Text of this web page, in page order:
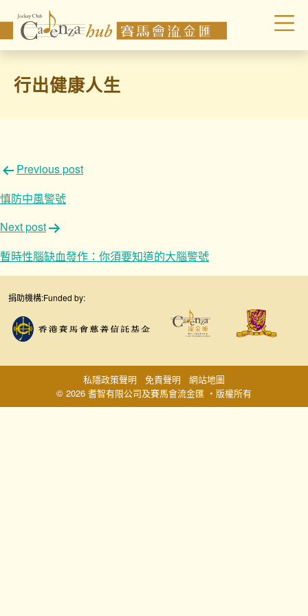
行出健康人生
文
章
導
覽
Previous post
慎防中風警號
Next post
暫時性腦缺血發作：你須要知道的大腦警號
捐助機構:Funded by:
© 2026 耆智有限公司及賽馬會流金匯 ‧版權所有
私隱政策聲明 免責聲明 網站地圖